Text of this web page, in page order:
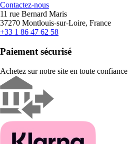
Contactez-nous
11 rue Bernard Maris
37270 Montlouis-sur-Loire, France
+33 1 86 47 62 58
Paiement sécurisé
Achetez sur notre site en toute confiance